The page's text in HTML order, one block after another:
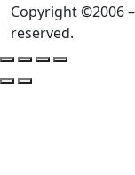
Copyright ©2006
reserved.